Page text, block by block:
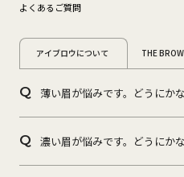
よくあるご質問
アイブロウについて THE
Q 薄い眉が悩みです。どうにか
Q 濃い眉が悩みです。どうにか